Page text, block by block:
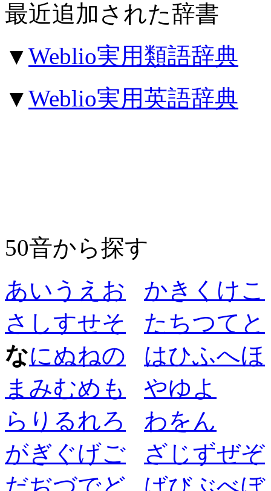
最近追加された辞書
▼Weblio実用類語辞典
▼Weblio実用英語辞典
50音から探す
あい う え お かき く けこ
さ しすせそ た ちつて と
なにぬねの はひふへほ
ま みむめ も やゆよ
ら り るれろ わを ん
がぎ ぐげご ざ じずぜぞ